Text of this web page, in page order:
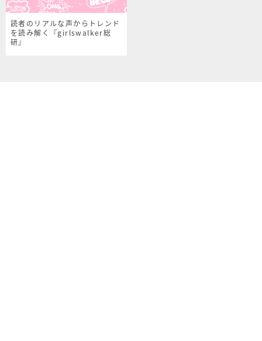
読者のリアルな声からトレンド
を読み解く『girlswalker総
研』